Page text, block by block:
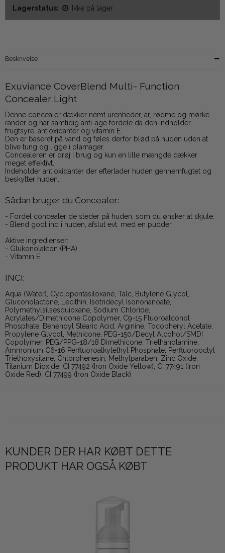
Lagerstatus: Ikke på lager
Beskrivelse
Exuviance CoverBlend Multi- Function
Concealer Light
Denne concealer dækker nemt urenheder, ar, rødme og mørke
rander og har samtidig anti-age fordele da den indholder
frugtsyre, antioxidanter og vitamin E.
Den er baseret på vand og føles derfor blød på huden uden at
blive tung og ligge i plamager.
Concealeren er drøj i brug og kun en lille mængde dækker
meget effektivt.
Indeholder antioxidanter der efterlader huden gennemfugtet og
beskytter huden.
Sådan bruger du Concealer:
- Fordel concealer de steder på huden, som du ønsker at skjule.
- Blend godt ind i huden, afslut evt. med en pudder.
Aktive ingredienser:
- Glukonolakton (PHA)
- Vitamin E
INCI:
Aqua (Water), Cyclopentasiloxane, Talc, Butylene Glycol,
Gluconolactone, Lecithin, Isotridecyl Isononanoate,
Polymethylsilsesquioxane, Sodium Chloride,
Acrylates/Dimethicone Copolymer, C9-15 Fluoroalcohol
Phosphate, Behenoyl Stearic Acid, Arginine, Tocopheryl Acetate,
Propylene Glycol, Methicone, PEG-150/Decyl Alcohol/SMDI
Copolymer, PEG/PPG-18/18 Dimethicone, Triethanolamine,
Ammonium C6-16 Perfluoroalkylethyl Phosphate, Perfluorooctyl
Triethoxysilane, Chlorphenesin, Methylparaben, Zinc Oxide,
Titanium Dioxide, CI 77492 (Iron Oxide Yellow), CI 77491 (Iron
Oxide Red), CI 77499 (Iron Oxide Black).
KUNDER DER HAR KØBT DETTE
PRODUKT HAR OGSÅ KØBT